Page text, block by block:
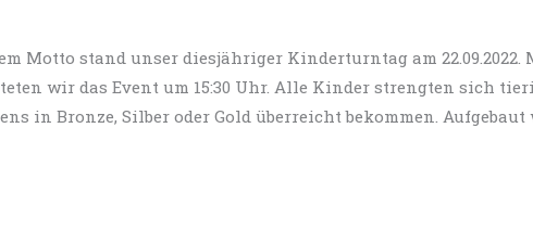
Motto stand unser diesjähriger Kinderturntag am 22.09.2022.
wir das Event um 15:30 Uhr. Alle Kinder strengten sich
in Bronze, Silber oder Gold überreicht bekommen. Aufgebaut